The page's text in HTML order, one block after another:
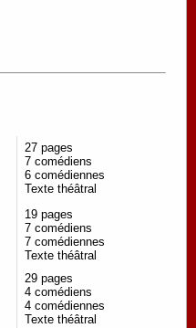
27 pages
7 comédiens
6 comédiennes
Texte théâtral
19 pages
7 comédiens
7 comédiennes
Texte théâtral
29 pages
4 comédiens
4 comédiennes
Texte théâtral